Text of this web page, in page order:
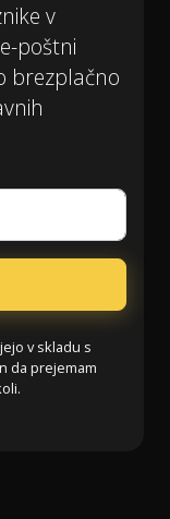
v
poštni
brezplačno
v skladu s
da prejemam